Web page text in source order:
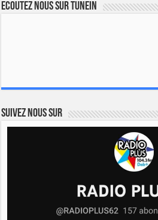
Ecoutez nous sur TuneIn
Suivez nous sur